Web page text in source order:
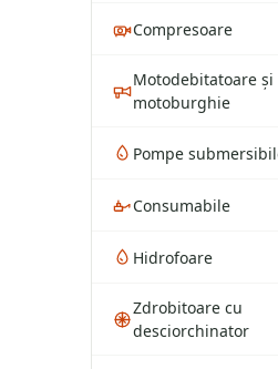
Compresoare
Motodebitatoare și
motoburghie
Pompe
Consumabile
Hidrofoare
Zdrobitoare cu
desciorchinator